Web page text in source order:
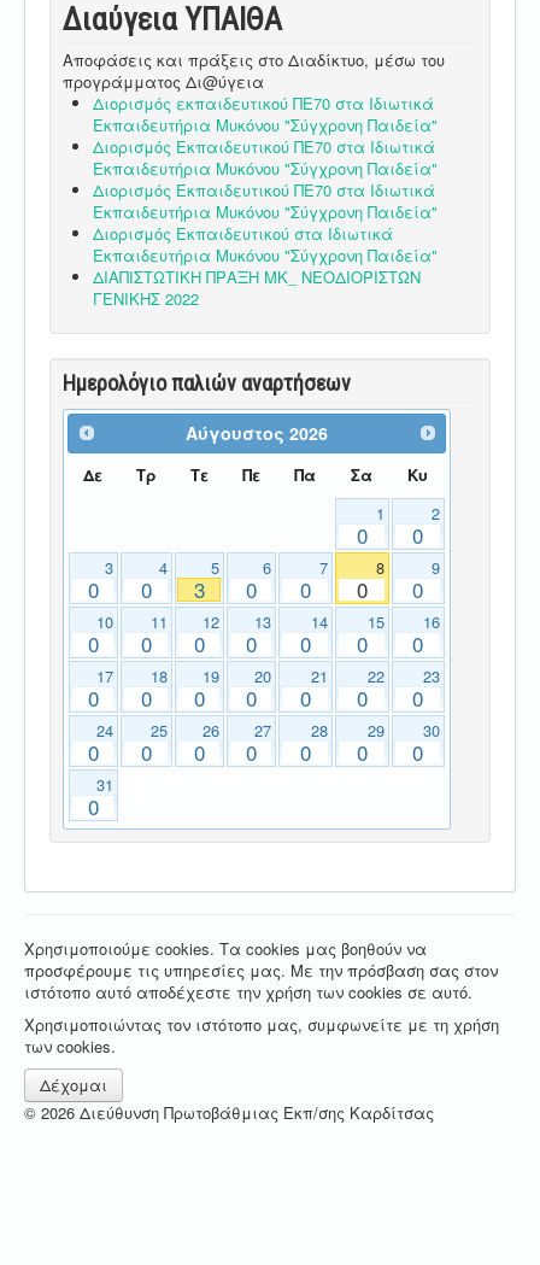
Διαύγεια ΥΠΑΙΘA
Αποφάσεις και πράξεις στο Διαδίκτυο, μέσω του
προγράμματος Δι@ύγεια
Διορισμός εκπαιδευτικού ΠΕ70 στα Ιδιωτικά
Εκπαιδευτήρια Μυκόνου "Σύγχρονη Παιδεία"
Διορισμός Εκπαιδευτικού ΠΕ70 στα Ιδιωτικά
Εκπαιδευτήρια Μυκόνου "Σύγχρονη Παιδεία"
Διορισμός Εκπαιδευτικού ΠΕ70 στα Ιδιωτικά
Εκπαιδευτήρια Μυκόνου "Σύγχρονη Παιδεία"
Διορισμός Εκπαιδευτικού στα Ιδιωτικά
Εκπαιδευτήρια Μυκόνου "Σύγχρονη Παιδεία"
ΔΙΑΠΙΣΤΩΤΙΚΗ ΠΡΑΞΗ ΜΚ_ ΝΕΟΔΙΟΡΙΣΤΩΝ
ΓΕΝΙΚΗΣ 2022
Ημερολόγιο παλιών αναρτήσεων
Αύγουστος 2026
Δε Τρ Τε Πε Πα Σα Κυ
1
0
2
0
3
0
4
0
5
3
6
0
7
0
8
0
9
0
10
0
11
0
12
0
13
0
14
0
15
0
16
0
17
0
18
0
19
0
20
0
21
0
22
0
23
0
24
0
25
0
26
0
27
0
28
0
29
0
30
0
31
0
Χρησιμοποιούμε cookies. Τα cookies μας βοηθούν να
προσφέρουμε τις υπηρεσίες μας. Με την πρόσβαση σας στον
ιστότοπο αυτό αποδέχεστε την χρήση των cookies σε αυτό.
Χρησιμοποιώντας τον ιστότοπο μας, συμφωνείτε με τη χρήση
των cookies.
Δέχομαι
© 2026 Διεύθυνση Πρωτοβάθμιας Εκπ/σης Καρδίτσας